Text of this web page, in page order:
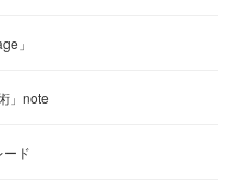
」
」note
ド